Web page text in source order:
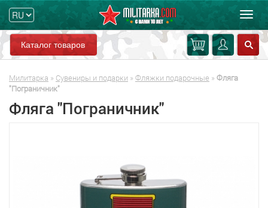
Каталог товаров
Милитарка » Сувениры и подарки » Фляжки подарочные » Фляга
"Пограничник"
Фляга "Пограничник"